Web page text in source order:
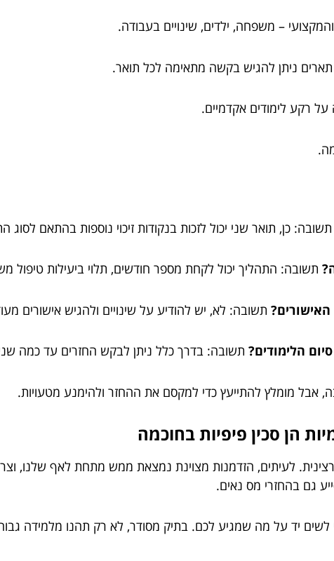
– משפחה, ילדים, שינויים בעבודה.
ניתן להגיש בקשה מתאימה לכל תואר.
רקע לימודים אקדמיים.
תשובה: כן, תואר שני יכול לזכות בנקודות זיכוי נוספות בהתאם לסוג
תשובה: התהליך יכול לקחת מספר חודשים, תלוי ביעילות טיפול
תשובה: לא, יש להודיע על שינויים ולהגיש אישורים
הלימודים? תשובה: בדרך כלל ניתן לבקש החזרים עד כמה
אבל מומלץ להתייעץ כדי למקסם את ההחזר ולהימנע מטעויות.
הן סכין פיפיות בחוכמה
לעיתים, הזדמנות מצוינת נמצאת ממש מתחת לאף שלנו,
גם בהחזרי מס נאים.
לשים יד על מה שמגיע לכם. בתיק מסודר, לא רק תהנו מלמידה